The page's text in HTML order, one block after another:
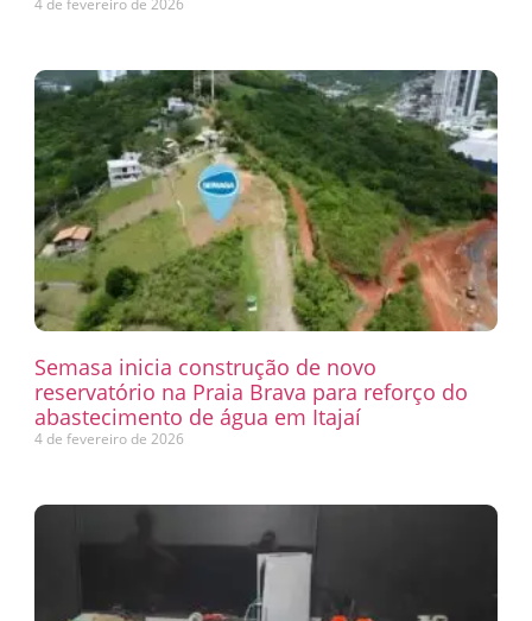
Semasa inicia construção de novo
reservatório na Praia Brava para reforço do
abastecimento de água em Itajaí
4 de fevereiro de 2026